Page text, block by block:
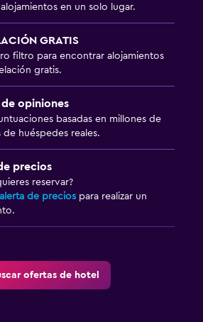
en un solo lugar.
GRATIS
filtro para encontrar alojamientos
gratis.
de opiniones
basadas en millones de
huéspedes reales.
precios
reservar?
de precios para realizar un
ofertas de hotel